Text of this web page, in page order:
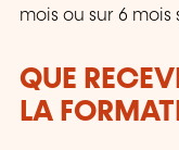
mois ou sur 6
QUE
LA